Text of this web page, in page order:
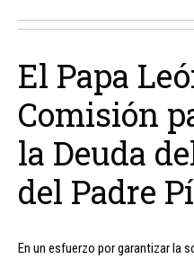
El Papa
Comisión
la Deuda
del Padre
En un esfuerzo por garantizar la